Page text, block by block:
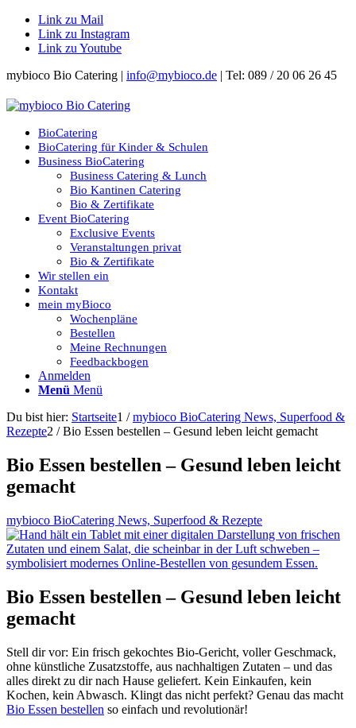
Link zu Mail
Link zu Instagram
Link zu Youtube
mybioco Bio Catering | info@mybioco.de | Tel: 089 / 20 06 26 45
BioCatering
BioCatering für Kinder & Schulen
Business BioCatering
Business Catering & Lunch
Bio Kantinen Catering
Bio & Zertifikate
Event BioCatering
Exclusive Events
Veranstaltungen privat
Bio & Zertifikate
Wir stellen ein
Kontakt
mein myBioco
Wochenpläne
Bestellen
Meine Rechnungen
Feedbackbogen
Anmelden
Menü Menü
Du bist hier: Startseite1 / mybioco BioCatering News, Superfood &
Rezepte2 / Bio Essen bestellen – Gesund leben leicht gemacht
Bio Essen bestellen – Gesund leben leicht
gemacht
mybioco BioCatering News, Superfood & Rezepte
Bio Essen bestellen – Gesund leben leicht
gemacht
Stell dir vor: Ein frisch gekochtes Bio-Gericht, voller Geschmack,
ohne künstliche Zusatzstoffe, aus nachhaltigen Zutaten – und das
alles direkt zu dir nach Hause geliefert. Kein Einkaufen, kein
Kochen, kein Abwasch. Klingt das nicht perfekt? Genau das macht
Bio Essen bestellen so einfach und revolutionär!